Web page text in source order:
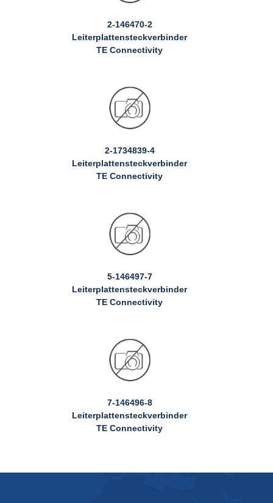
2-146470-2
Leiterplattensteckverbinder
TE Connectivity
2-1734839-4
Leiterplattensteckverbinder
TE Connectivity
5-146497-7
Leiterplattensteckverbinder
TE Connectivity
7-146496-8
Leiterplattensteckverbinder
TE Connectivity